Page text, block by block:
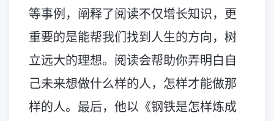
等事例，阐释了阅读不仅增长知识，更
重要的是能帮我们找到人生的方向，树
立远大的理想。阅读会帮助你弄明白自
己未来想做什么样的人，怎样才能做那
样的人。最后，他以《钢铁是怎样炼成